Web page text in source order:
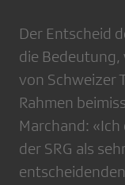
Der Entscheid
die Bedeutung,
von Schweizer
Rahmen
Marchand:
der SRG als